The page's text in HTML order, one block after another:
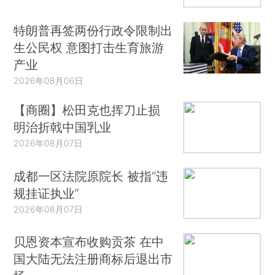
特朗普再签两份行政令限制出
生公民权 意图打击生育旅游
产业
2026年08月06日
【商圈】松田克也挥刀止损
明治折戟中国乳业
2026年08月07日
成都一区法院原院长 被指“违
规挂证执业”
2026年08月07日
贝恩资本宣布收购贡茶 在中
国大陆无法注册商标后退出市